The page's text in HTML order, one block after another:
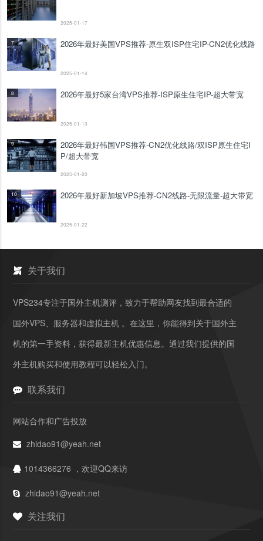
2025-01-17
7 2026年最好美国VPS推荐-原生双ISP住宅IP-CN2优化线路
2025-01-14
8 2026年最好5家台湾VPS推荐-ISP原生住宅IP-超大带宽
2025-01-13
9
2026年最好韩国VPS推荐-CN2优化线路/双ISP原生住宅I
P/超大带宽
2025-01-20
10 2026年最好新加坡VPS推荐-CN2线路-无限流量-超大带宽
2025-01-22
关于我们
VPS234专注于国外主机测评，致力于帮助网友找到最合适的
国外VPS、服务器和虚拟主机 。在这里，你能得到关于国外主
机的第一手资料，获得最新主机优惠信息。通过我们提供的国
外主机购买和使用教程可以轻松入门。
联系我们
网站合作和广告投放
zhidao91@yeah.net
1014366276 ，欢迎QQ来访
zhidao91@yeah.net
关注我们